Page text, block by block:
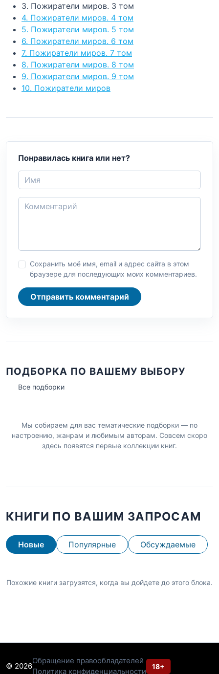
3. Пожиратели миров. 3 том
4. Пожиратели миров. 4 том
5. Пожиратели миров. 5 том
6. Пожиратели миров. 6 том
7. Пожиратели миров. 7 том
8. Пожиратели миров. 8 том
9. Пожиратели миров. 9 том
10. Пожиратели миров
Понравилась книга или нет?
Сохранить моё имя, email и адрес сайта в этом
браузере для последующих моих комментариев.
Отправить комментарий
ПОДБОРКА ПО ВАШЕМУ ВЫБОРУ
Все подборки
Мы собираем для вас тематические подборки — по
настроению, жанрам и любимым авторам. Совсем скоро
здесь появятся первые коллекции книг.
КНИГИ ПО ВАШИМ ЗАПРОСАМ
Новые Популярные Обсуждаемые
Похожие книги загрузятся, когда вы дойдете до этого блока.
© 2026
Обращение правообладателей
Политика конфиденциальности
18+